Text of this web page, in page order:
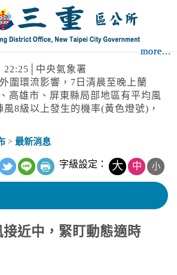
22:25│中央氣象署
圍環流影響，7日清晨至晚上蘭
高雄市、屏東縣局部地區有平均風
風8級以上發生的機率(黃色燈號)，
more...
流沉降影響，各地天氣高溫炎熱，宜
有焚風發生的機率，明(7)日白天宜
號，有38度極端高溫出現的機率；
市、彰化縣、雲林縣、臺南市、屏
強注意。南投縣、嘉義縣、臺東縣
請注意。
more...
10:01│台灣自來水公司
廠高壓電氣設備檢驗 等三合一工程
more...
more...
more...
> 最新消息
字級設定： 大 中 小
接近中，緊盯動態適時